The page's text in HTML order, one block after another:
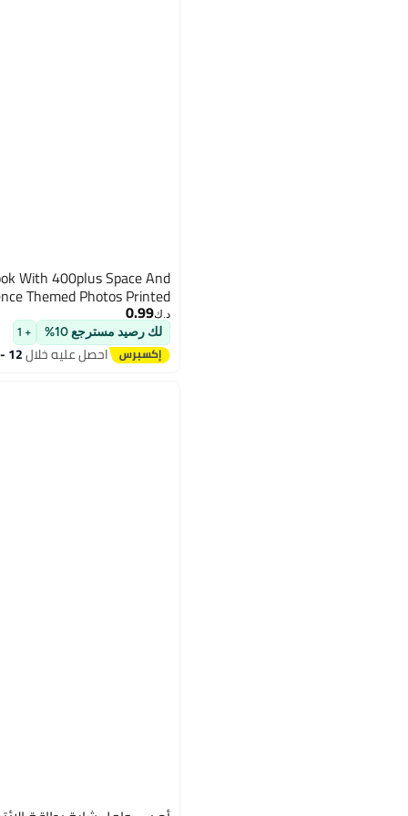
With 400plus Space And
Themed Photos Printed
د.ك‏0.99
لك رصيد مسترجع 10% + 1
احصل عليه خلال12 - 13 اغسطس